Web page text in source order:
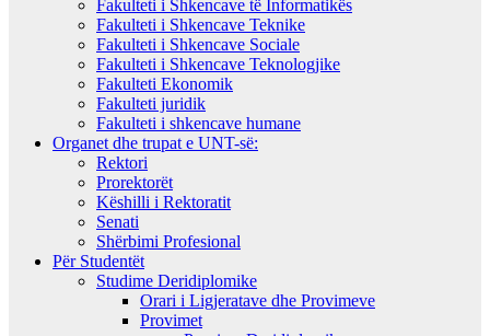
Fakulteti i Shkencave të Informatikës
Fakulteti i Shkencave Teknike
Fakulteti i Shkencave Sociale
Fakulteti i Shkencave Teknologjike
Fakulteti Ekonomik
Fakulteti juridik
Fakulteti i shkencave humane
Organet dhe trupat e UNT-së:
Rektori
Prorektorët
Këshilli i Rektoratit
Senati
Shërbimi Profesional
Për Studentët
Studime Deridiplomike
Orari i Ligjeratave dhe Provimeve
Provimet